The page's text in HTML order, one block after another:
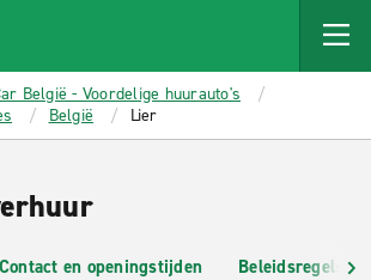
België - Voordelige huurauto's
België Lier
Contact en openingstijden Beleidsregels